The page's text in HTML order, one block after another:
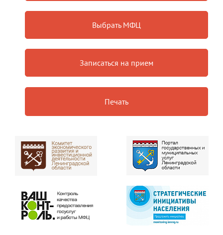
Выбрать МФЦ
Записаться на прием
Печать